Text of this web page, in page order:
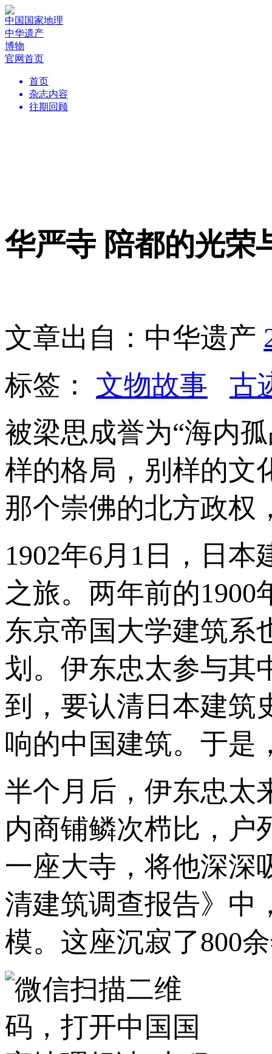
中国国家地理
中华遗产
博物
官网首页
首页
杂志内容
往期回顾
华严寺 陪都的光荣
文章出自：中华遗产
标签： 文物故事
古
被梁思成誉为“海内
样的格局，别样的文
那个崇佛的北方政权
1902年6月1日，日
之旅。两年前的
东京帝国大学建筑系
划。伊东忠太参与其
到，要认清日本建筑
响的中国建筑。于是
半个月后，伊东忠太
内商铺鳞次栉比，户
一座大寺，将他深深
清建筑调查报告》中
模。这座沉寂了800